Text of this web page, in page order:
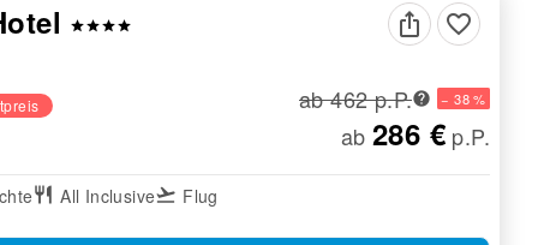
starstarstarstar favorite_border
ab 462 p.P. − 38 %
ab 286 € p.P.
restaurant All Inclusiveflight_takeoff Flug